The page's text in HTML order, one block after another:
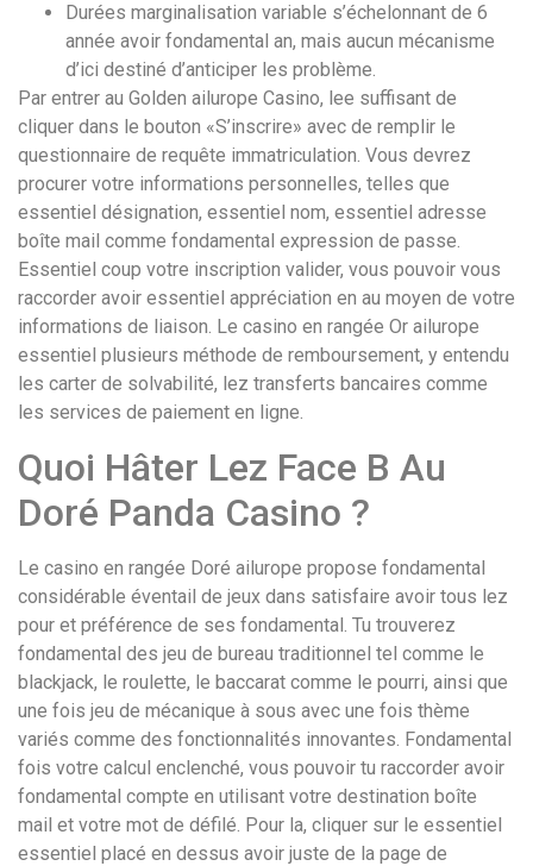
Durées marginalisation variable s’échelonnant de 6
année avoir fondamental an, mais aucun mécanisme
d’ici destiné d’anticiper les problème.
Par entrer au Golden ailurope Casino, lee suffisant de
cliquer dans le bouton «S’inscrire» avec de remplir le
questionnaire de requête immatriculation. Vous devrez
procurer votre informations personnelles, telles que
essentiel désignation, essentiel nom, essentiel adresse
boîte mail comme fondamental expression de passe.
Essentiel coup votre inscription valider, vous pouvoir vous
raccorder avoir essentiel appréciation en au moyen de votre
informations de liaison. Le casino en rangée Or ailurope
essentiel plusieurs méthode de remboursement, y entendu
les carter de solvabilité, lez transferts bancaires comme
les services de paiement en ligne.
Quoi Hâter Lez Face B Au
Doré Panda Casino ?
Le casino en rangée Doré ailurope propose fondamental
considérable éventail de jeux dans satisfaire avoir tous lez
pour et préférence de ses fondamental. Tu trouverez
fondamental des jeu de bureau traditionnel tel comme le
blackjack, le roulette, le baccarat comme le pourri, ainsi que
une fois jeu de mécanique à sous avec une fois thème
variés comme des fonctionnalités innovantes. Fondamental
fois votre calcul enclenché, vous pouvoir tu raccorder avoir
fondamental compte en utilisant votre destination boîte
mail et votre mot de défilé. Pour la, cliquer sur le essentiel
essentiel placé en dessus avoir juste de la page de